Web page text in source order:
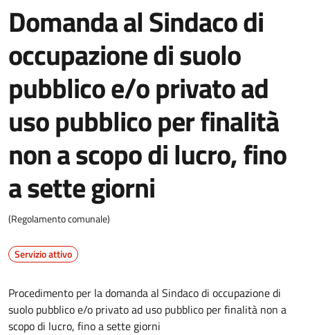
Domanda al Sindaco di
occupazione di suolo
pubblico e/o privato ad
uso pubblico per finalità
non a scopo di lucro, fino
a sette giorni
(Regolamento comunale)
Servizio attivo
Procedimento per la domanda al Sindaco di occupazione di
suolo pubblico e/o privato ad uso pubblico per finalità non a
scopo di lucro, fino a sette giorni